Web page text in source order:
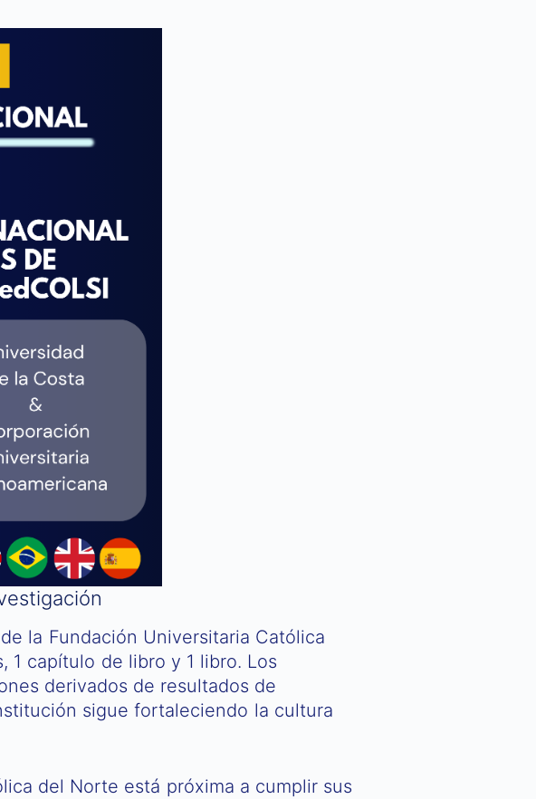
la Fundación Universitaria Católica
capítulo de libro y 1 libro. Los
derivados de resultados de
sigue fortaleciendo la cultura
del Norte está próxima a cumplir sus